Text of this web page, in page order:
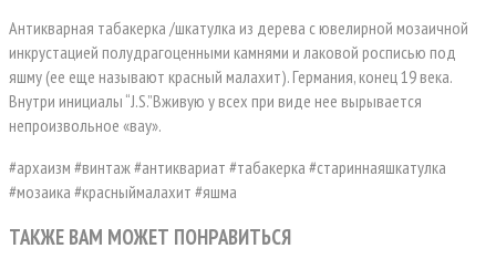
Антикварная табакерка /шкатулка из дерева с ювелирной мозаичной
инкрустацией полудрагоценными камнями и лаковой росписью под
яшму (ее еще называют красный малахит). Германия, конец 19 века.
Внутри инициалы “J.S.”Вживую у всех при виде нее вырывается
непроизвольное «вау».
#архаизм #винтаж #антиквариат #табакерка #стариннаяшкатулка
#мозаика #красныймалахит #яшма
ТАКЖЕ ВАМ МОЖЕТ ПОНРАВИТЬСЯ